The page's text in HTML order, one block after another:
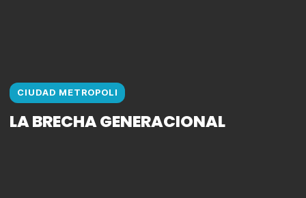
CIUDAD METROPOLI
LA BRECHA GENERACIONAL